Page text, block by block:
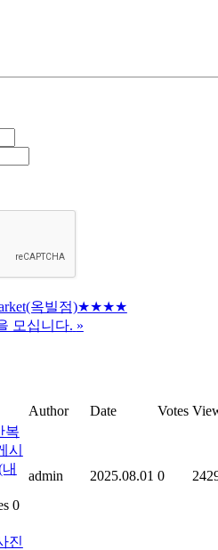
옥빌점)★★★★
모십니다. »
Author Date Votes
복
시
0
admin 2025.08.01 0
진